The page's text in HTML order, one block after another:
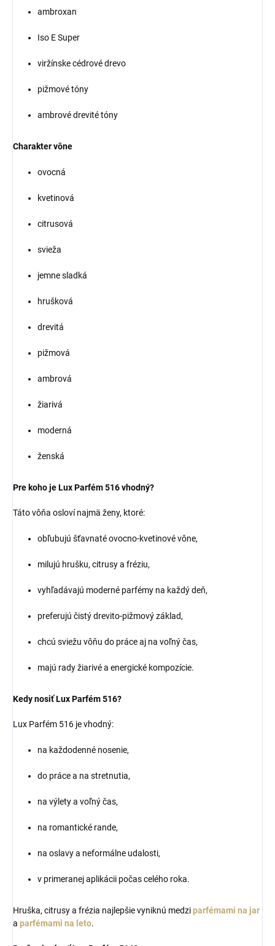
ambroxan
Iso E Super
viržínske cédrové drevo
pižmové tóny
ambrové drevité tóny
Charakter vône
ovocná
kvetinová
citrusová
svieža
jemne sladká
hrušková
drevitá
pižmová
ambrová
žiarivá
moderná
ženská
Pre koho je Lux Parfém 516 vhodný?
Táto vôňa osloví najmä ženy, ktoré:
obľubujú šťavnaté ovocno-kvetinové vône,
milujú hrušku, citrusy a fréziu,
vyhľadávajú moderné parfémy na každý deň,
preferujú čistý drevito-pižmový základ,
chcú sviežu vôňu do práce aj na voľný čas,
majú rady žiarivé a energické kompozície.
Kedy nosiť Lux Parfém 516?
Lux Parfém 516 je vhodný:
na každodenné nosenie,
do práce a na stretnutia,
na výlety a voľný čas,
na romantické rande,
na oslavy a neformálne udalosti,
v primeranej aplikácii počas celého roka.
Hruška, citrusy a frézia najlepšie vyniknú medziparfémami na jar
a parfémami na leto.